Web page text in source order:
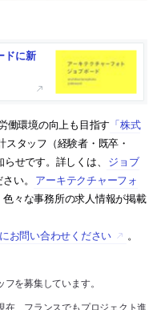
ドに新
働環境の向上も目指す 「株式
スタッフ（経験者・既卒・
せです。詳しくは、
ジョブ
い。 アーキテクチャーフォ
々な事務所の求人情報が掲載
お問い合わせください
。
を募集しています。
、フランスでもプロジェクト進